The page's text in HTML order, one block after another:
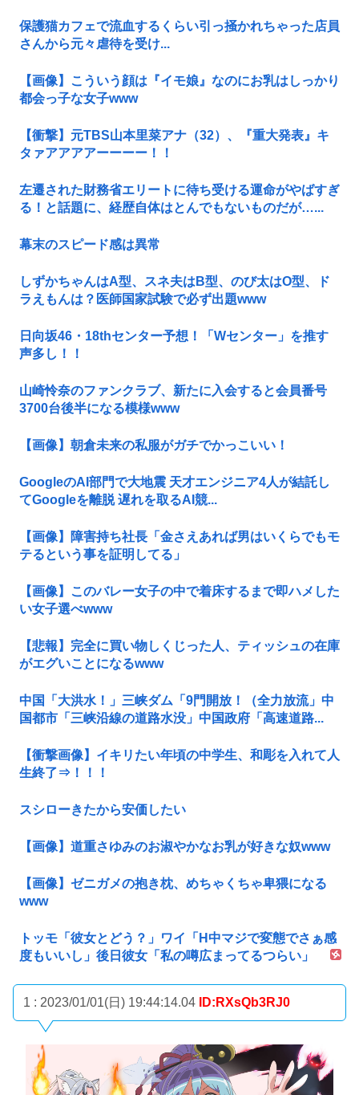
保護猫カフェで流血するくらい引っ掻かれちゃった店員
さんから元々虐待を受け...
【画像】こういう顔は『イモ娘』なのにお乳はしっかり
都会っ子な女子www
【衝撃】元TBS山本里菜アナ（32）、『重大発表』キ
タァアアアアーーーー！！
左遷された財務省エリートに待ち受ける運命がやばすぎ
る！と話題に、経歴自体はとんでもないものだが…...
幕末のスピード感は異常
しずかちゃんはA型、スネ夫はB型、のび太はO型、ド
ラえもんは？医師国家試験で必ず出題www
日向坂46・18thセンター予想！「Wセンター」を推す
声多し！！
山崎怜奈のファンクラブ、新たに入会すると会員番号
3700台後半になる模様www
【画像】朝倉未来の私服がガチでかっこいい！
GoogleのAI部門で大地震 天才エンジニア4人が結託し
てGoogleを離脱 遅れを取るAI競...
【画像】障害持ち社長「金さえあれば男はいくらでもモ
テるという事を証明してる」
【画像】このバレー女子の中で着床するまで即ハメした
い女子選べwww
【悲報】完全に買い物しくじった人、ティッシュの在庫
がエグいことになるwww
中国「大洪水！」三峡ダム「9門開放！（全力放流」中
国都市「三峡沿線の道路水没」中国政府「高速道路...
【衝撃画像】イキリたい年頃の中学生、和彫を入れて人
生終了⇒！！！
スシローきたから安価したい
【画像】道重さゆみのお淑やかなお乳が好きな奴www
【画像】ゼニガメの抱き枕、めちゃくちゃ卑猥になる
www
トッモ「彼女とどう？」ワイ「H中マジで変態でさぁ感
度もいいし」後日彼女「私の噂広まってるつらい」
1 : 2023/01/01(日) 19:44:14.04 ID:RXsQb3RJ0